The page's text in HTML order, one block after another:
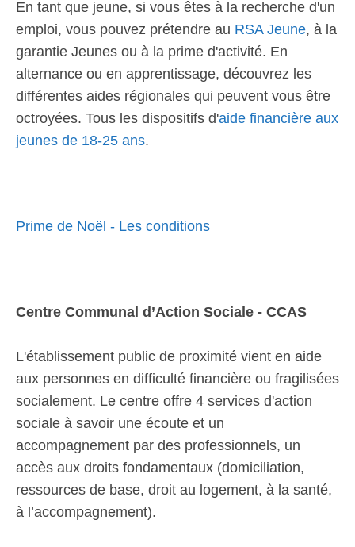
En tant que jeune, si vous êtes à la recherche d'un
emploi, vous pouvez prétendre au RSA Jeune, à la
garantie Jeunes ou à la prime d'activité. En
alternance ou en apprentissage, découvrez les
différentes aides régionales qui peuvent vous être
octroyées. Tous les dispositifs d'aide financière aux
jeunes de 18-25 ans.
Prime de Noël - Les conditions
Centre Communal d’Action Sociale - CCAS
L'établissement public de proximité vient en aide
aux personnes en difficulté financière ou fragilisées
socialement. Le centre offre 4 services d'action
sociale à savoir une écoute et un
accompagnement par des professionnels, un
accès aux droits fondamentaux (domiciliation,
ressources de base, droit au logement, à la santé,
à l’accompagnement).